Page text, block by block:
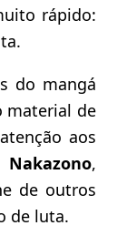
rápido:
do mangá
material de
aos
,
de outros
de luta.